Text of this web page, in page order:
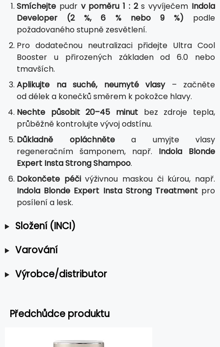
Smíchejte pudr v poměru 1 : 2s vyvíječem Indola
Developer (2 %, 6 % nebo 9 %) podle
požadovaného stupně zesvětlení.
Pro dodatečnou neutralizaci přidejte Ultra Cool
Booster u přirozených základen od 6.0 nebo
tmavších.
Aplikujte na suché, neumyté vlasy– začněte
od délek a konečků směrem k pokožce hlavy.
Nechte působit 20–45 minut bez zdroje tepla,
průběžně kontrolujte vývoj odstínu.
Důkladně opláchnětea umyjte vlasy
regeneračním šamponem, např. Indola Blonde
Expert Insta Strong Shampoo.
Dokončete péčivýživnou maskou či kúrou, např.
Indola Blonde Expert Insta Strong Treatmentpro
posílení a lesk.
Složení (INCI)
Varování
Výrobce/distributor
Předchůdce produktu